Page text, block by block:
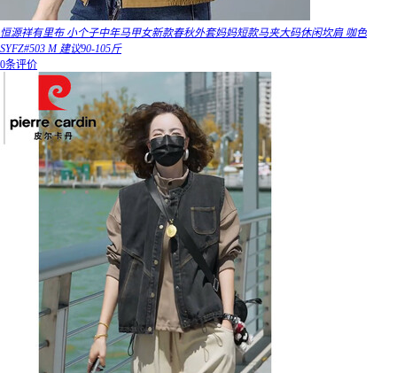
恒源祥有里布 小个子中年马甲女新款春秋外套妈妈短款马夹大码休闲坎肩 咖色
SYFZ#503 M 建议90-105斤
0条评价